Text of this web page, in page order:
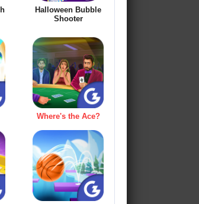
Halloween Bubble
Shooter
Where's the Ace?